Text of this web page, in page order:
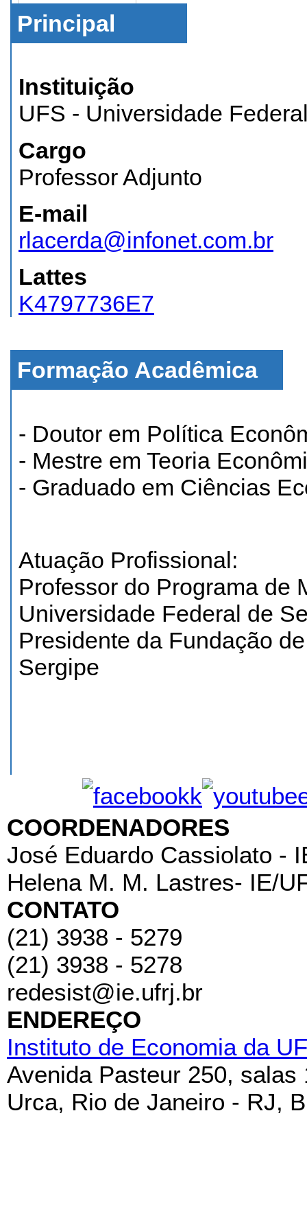
Principal
Instituição
UFS - Universidade
Cargo
Professor Adjunto
E-mail
rlacerda@infonet.com.br
Lattes
K4797736E7
Formação Acadêmica
- Doutor em Política
- Mestre em Teoria
- Graduado em Ciências
Atuação Profissional:
Professor do Programa de
Universidade Federal de
Presidente da Fundação
Sergipe
COORDENADORES
José Eduardo Cassiolato -
Helena M. M. Lastres- IE/
CONTATO
(21) 3938 - 5279
(21) 3938 - 5278
redesist@ie.ufrj.br
ENDEREÇO
Instituto de Economia da
Avenida Pasteur 250, salas
Urca, Rio de Janeiro - RJ,